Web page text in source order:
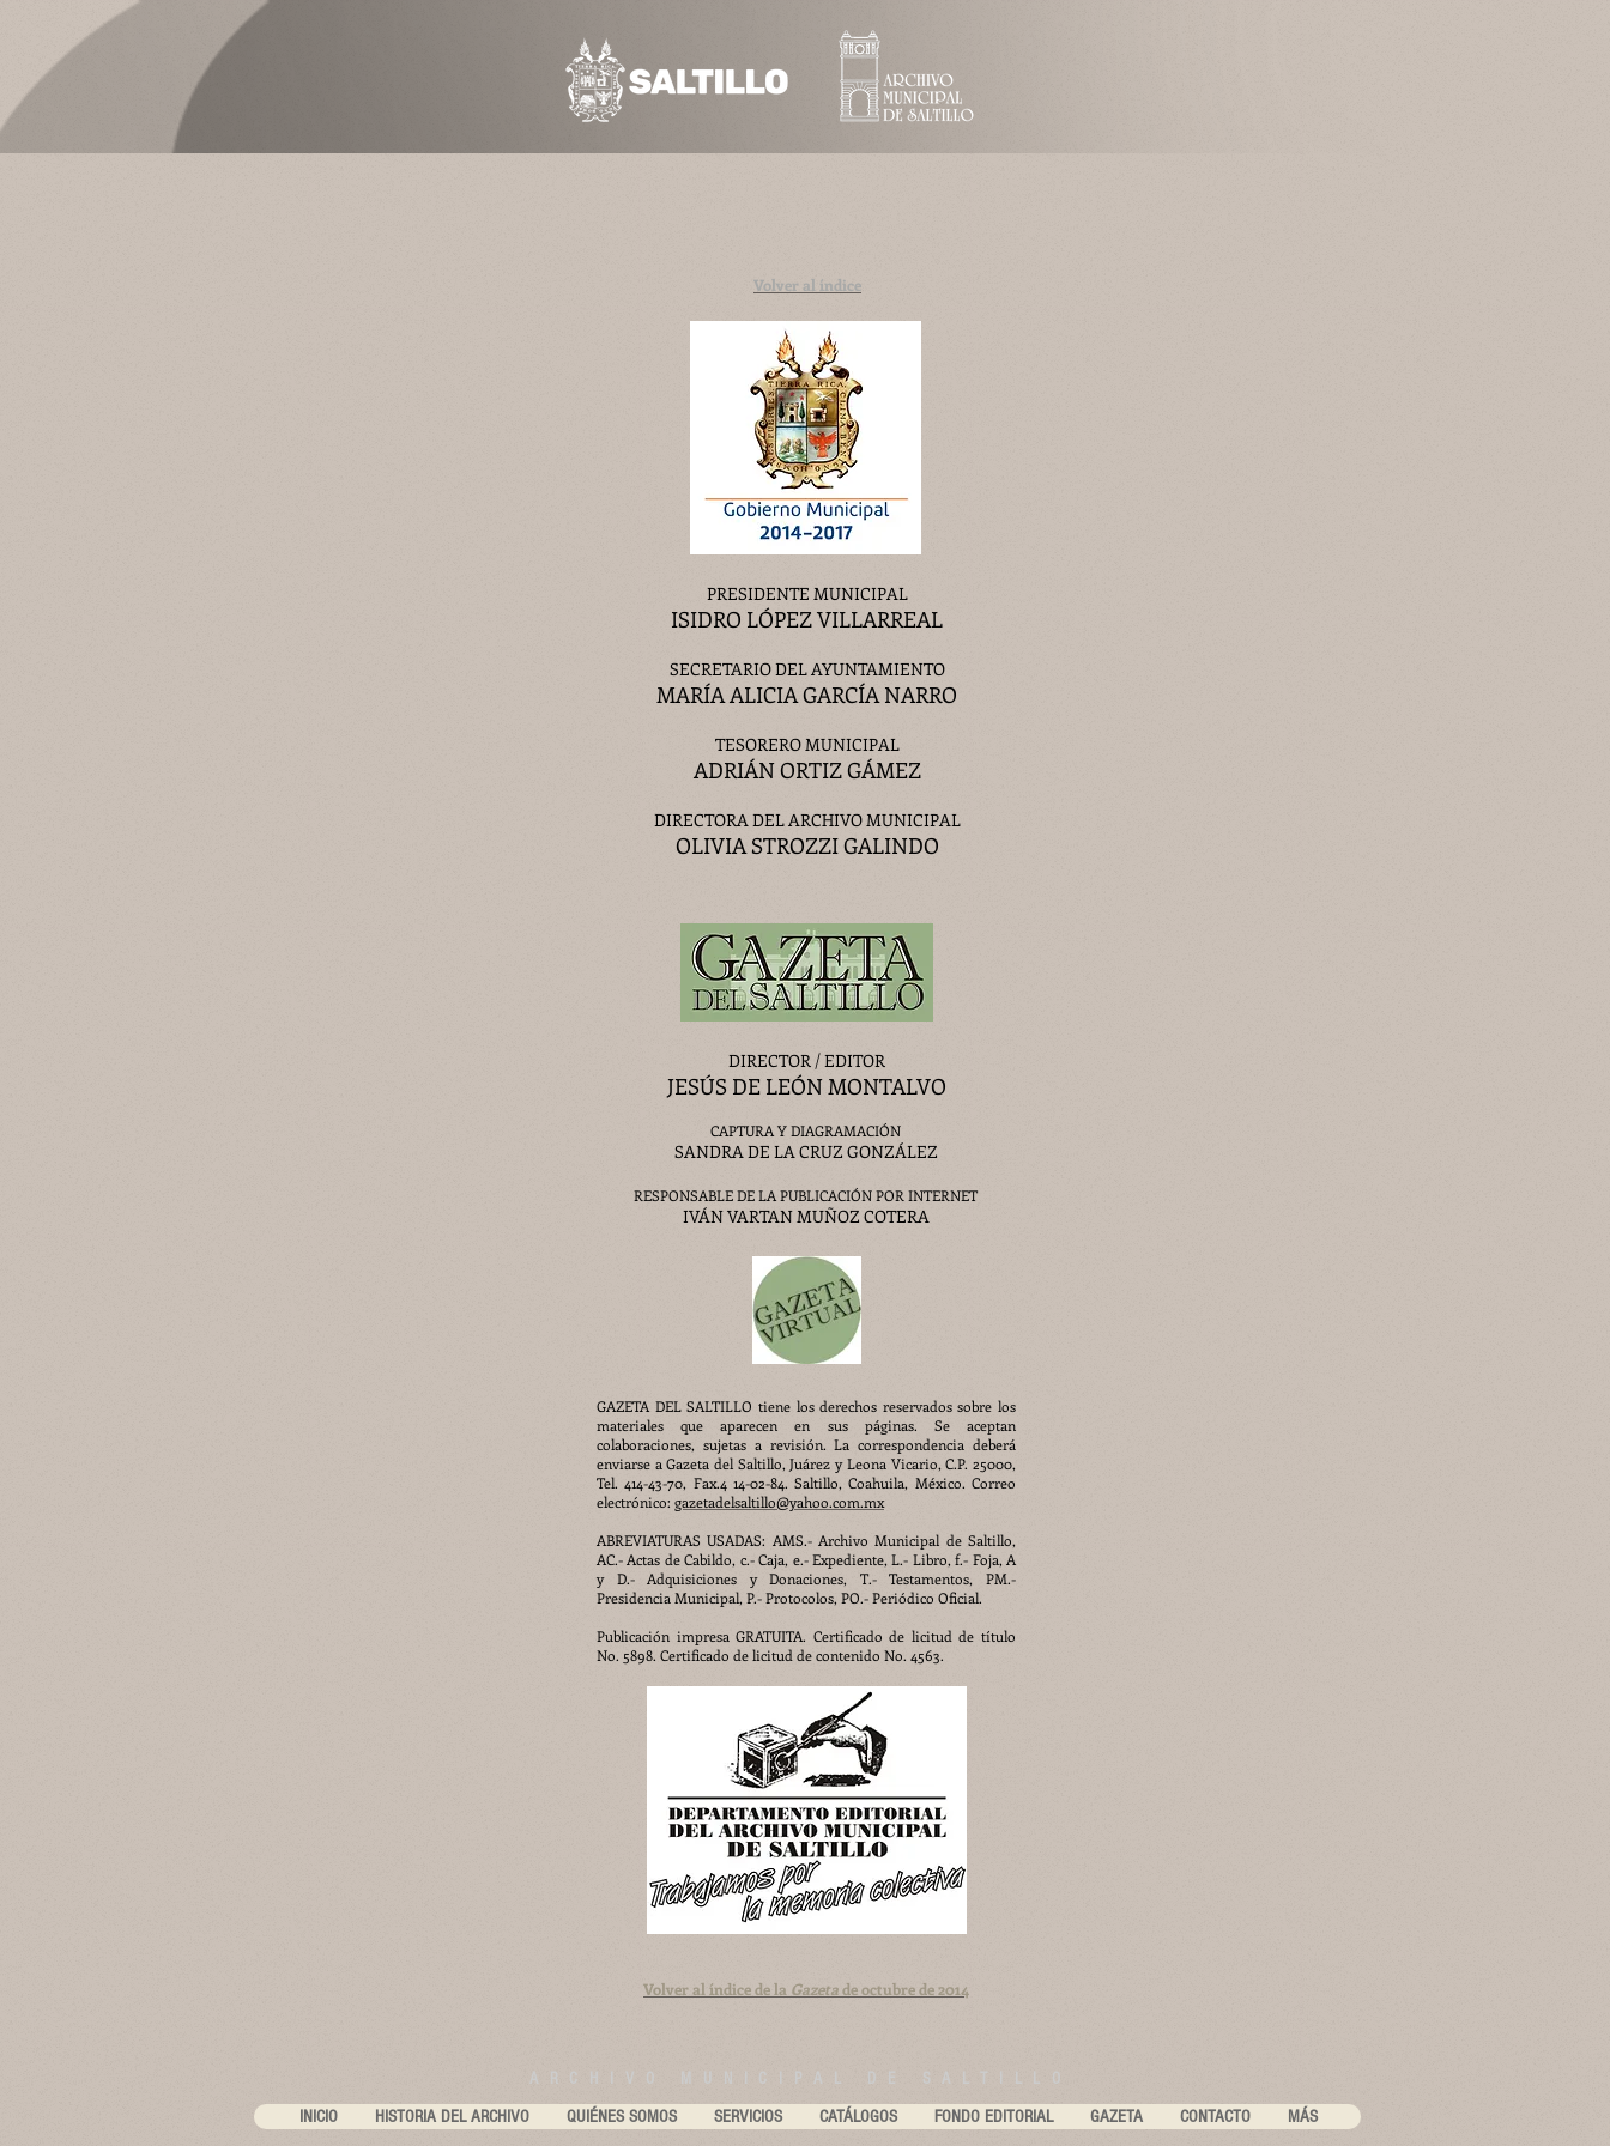
Volver al índice
PRESIDENTE MUNICIPAL
ISIDRO LÓPEZ VILLARREAL
SECRETARIO DEL AYUNTAMIENTO
MARÍA ALICIA GARCÍA NARRO
TESORERO MUNICIPAL
ADRIÁN ORTIZ GÁMEZ
DIRECTORA DEL ARCHIVO MUNICIPAL
OLIVIA STROZZI GALINDO
DIRECTOR / EDITOR
JESÚS DE LEÓN MONTALVO
CAPTURA Y DIAGRAMACIÓN
SANDRA DE LA CRUZ GONZÁLEZ
RESPONSABLE DE LA PUBLICACIÓN POR INTERNET
IVÁN VARTAN MUÑOZ COTERA
GAZETA DEL SALTILLO tiene los derechos reservados sobre los
materiales que aparecen en sus páginas. Se aceptan
colaboraciones, sujetas a revisión. La correspondencia deberá
enviarse a Gazeta del Saltillo, Juárez y Leona Vicario, C.P. 25000,
Tel. 414-43-70, Fax.4 14-02-84. Saltillo, Coahuila, México. Correo
electrónico: gazetadelsaltillo@yahoo.com.mx
ABREVIATURAS USADAS: AMS.- Archivo Municipal de Saltillo,
AC.- Actas de Cabildo, c.- Caja, e.- Expediente, L.- Libro, f.- Foja, A
y D.- Adquisiciones y Donaciones, T.- Testamentos, PM.-
Presidencia Municipal, P.- Protocolos, PO.- Periódico Oficial.
Publicación impresa GRATUITA. Certificado de licitud de título
No. 5898. Certificado de licitud de contenido No. 4563.
Volver al índice de la Gazetade octubre de 2014
ARCHIVO MUNICIPAL DE SALTILLO
INICIO HISTORIA DEL ARCHIVO QUIÉNES SOMOS SERVICIOS CATÁLOGOS FONDO EDITORIAL GAZETA CONTACTO MÁS